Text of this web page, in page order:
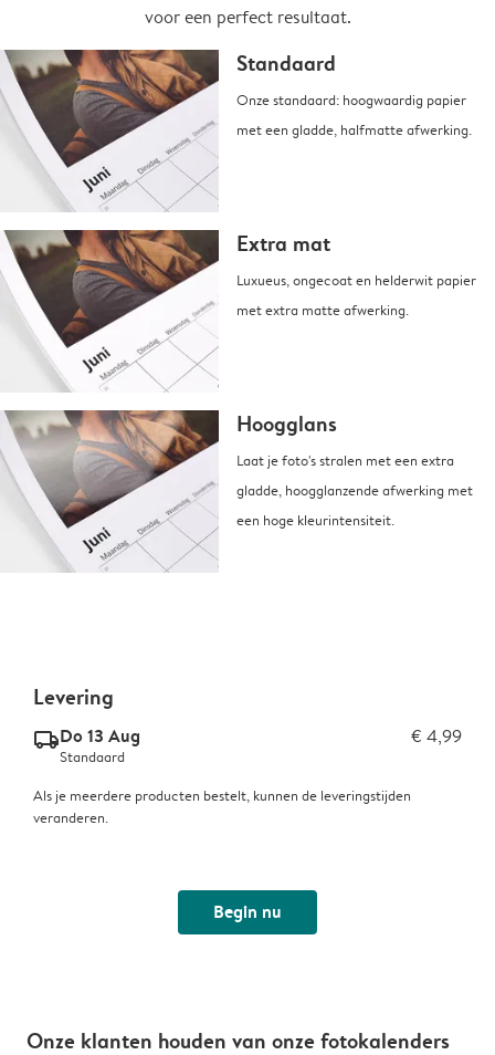
voor een perfect resultaat.
Standaard
Onze standaard: hoogwaardig papier
met een gladde, halfmatte afwerking.
Extra mat
Luxueus, ongecoat en helderwit papier
met extra matte afwerking.
Hoogglans
Laat je foto's stralen met een extra
gladde, hoogglanzende afwerking met
een hoge kleurintensiteit.
Levering
delivery_standard_v2Do 13 Aug € 4,99
Standaard
Als je meerdere producten bestelt, kunnen de leveringstijden
veranderen.
Begin nu
Onze klanten houden van onze fotokalenders